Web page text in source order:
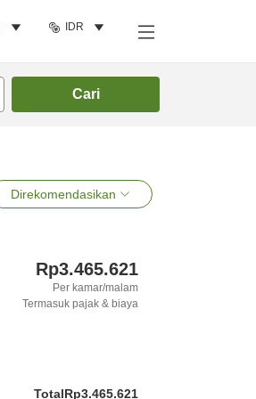
IDR
Cari
Direkomendasikan
Rp3.465.621
Per kamar/malam
Termasuk pajak & biaya
TotalRp3.465.621